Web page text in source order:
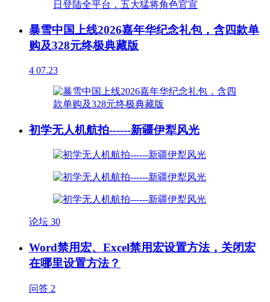
暴雪中国上线2026嘉年华纪念礼包，含四款单
购及328元终极典藏版
4 07.23
初学无人机航拍------新疆伊犁风光
论坛 30
Word禁用宏、Excel禁用宏设置方法，关闭宏
在哪里设置方法？
问答 2